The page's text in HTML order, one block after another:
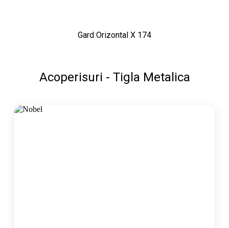
Gard Orizontal X 174
Acoperisuri - Tigla Metalica